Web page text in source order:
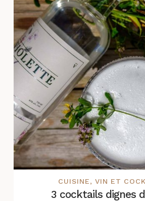
CUISINE, VIN ET
3 cocktails dignes